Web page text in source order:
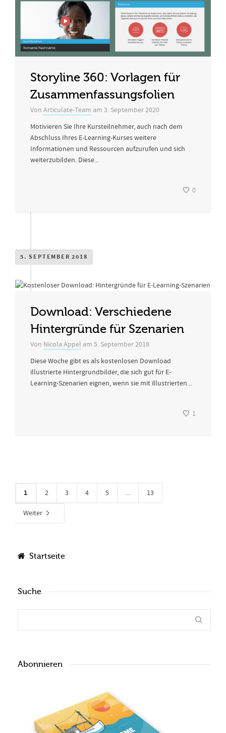
Storyline 360: Vorlagen für
Zusammenfassungsfolien
Von Articulate-Team am 3. September 2020
Motivieren Sie Ihre Kursteilnehmer, auch nach dem
Abschluss Ihres E-Learning-Kurses weitere
Informationen und Ressourcen aufzurufen und sich
weiterzubilden. Diese...
0
5. SEPTEMBER 2018
Download: Verschiedene
Hintergründe für Szenarien
Von Nicola Appel am 5. September 2018
Diese Woche gibt es als kostenlosen Download
illustrierte Hintergrundbilder, die sich gut für E-
Learning-Szenarien eignen, wenn sie mit illustrierten...
1
1 2 3 4 5 ... 13
Weiter
Startseite
Suche
Abonnieren